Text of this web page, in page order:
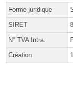
Forme juridique
SIRET
N° TVA Intra.
Création